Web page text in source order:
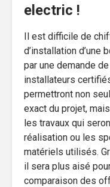
electric !
Il est difficile de
d’installation d’une
par une demande
installateurs
permettront non
exact du projet,
les travaux qui
réalisation ou les
matériels utilisés.
il sera plus aisé
comparaison des